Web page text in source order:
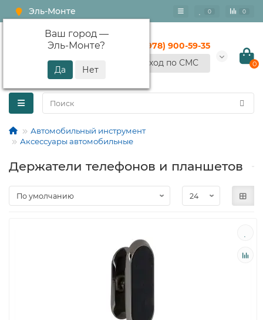
Эль-Монте
Ваш город —
Эль-Монте?
0 0
+7 (978) 900-59-35
Вход по СМС
0
Автомобильный инструмент
Аксессуары автомобильные
Держатели телефонов и планшетов